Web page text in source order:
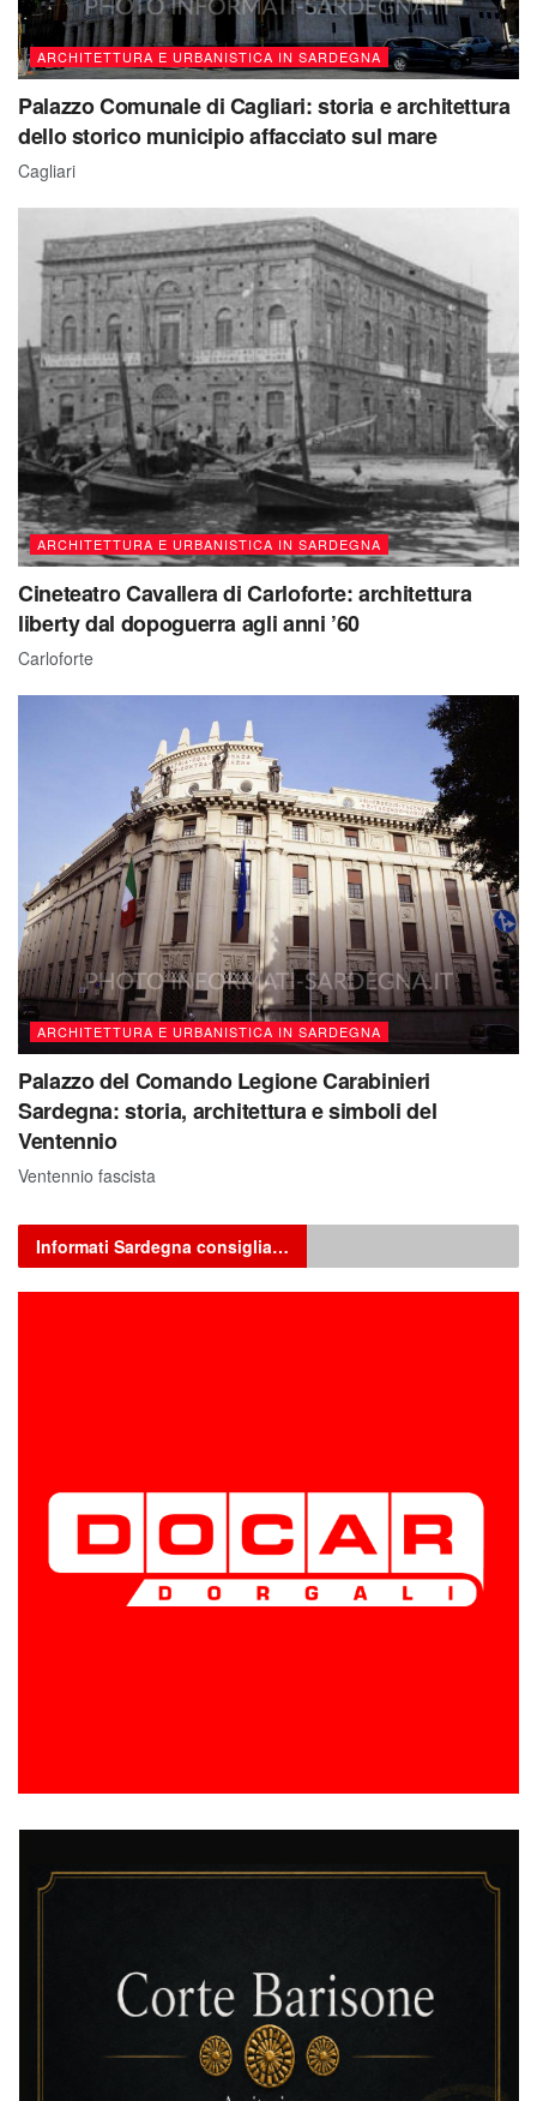
ARCHITETTURA E URBANISTICA IN SARDEGNA
Palazzo Comunale di Cagliari: storia e architettura
dello storico municipio affacciato sul mare
Cagliari
ARCHITETTURA E URBANISTICA IN SARDEGNA
Cineteatro Cavallera di Carloforte: architettura
liberty dal dopoguerra agli anni ’60
Carloforte
ARCHITETTURA E URBANISTICA IN SARDEGNA
Palazzo del Comando Legione Carabinieri
Sardegna: storia, architettura e simboli del
Ventennio
Ventennio fascista
Informati Sardegna consiglia…